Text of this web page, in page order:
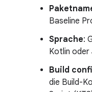
Baseline
Sprache:
Kotlin oder
Build
die Build-